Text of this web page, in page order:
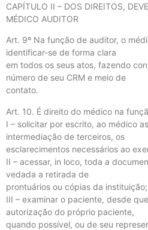
CAPÍTULO II – DOS DIREITOS,
MÉDICO AUDITOR
Art. 9º Na função de auditor, o
identificar-se de forma clara
em todos os seus atos, fazendo
número de seu CRM e meio de
contato.
Art. 10. É direito do médico na
I – solicitar por escrito, ao médico
intermediação de terceiros, os
esclarecimentos necessários ao
II – acessar, in loco, toda a
vedada a retirada de
prontuários ou cópias da instituição;
III – examinar o paciente, desde
autorização do próprio paciente,
quando possível, ou de seu